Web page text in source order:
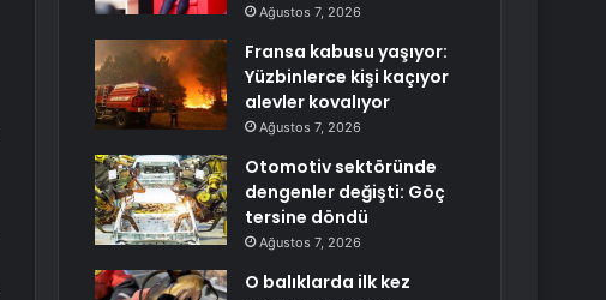
Ağustos 7, 2026
Fransa kabusu yaşıyor:
Yüzbinlerce kişi kaçıyor
alevler kovalıyor
Ağustos 7, 2026
Otomotiv sektöründe
dengenler değişti: Göç
tersine döndü
Ağustos 7, 2026
O balıklarda ilk kez